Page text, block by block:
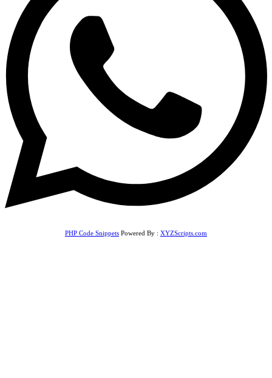
PHP Code Snippets Powered By : XYZScripts.com